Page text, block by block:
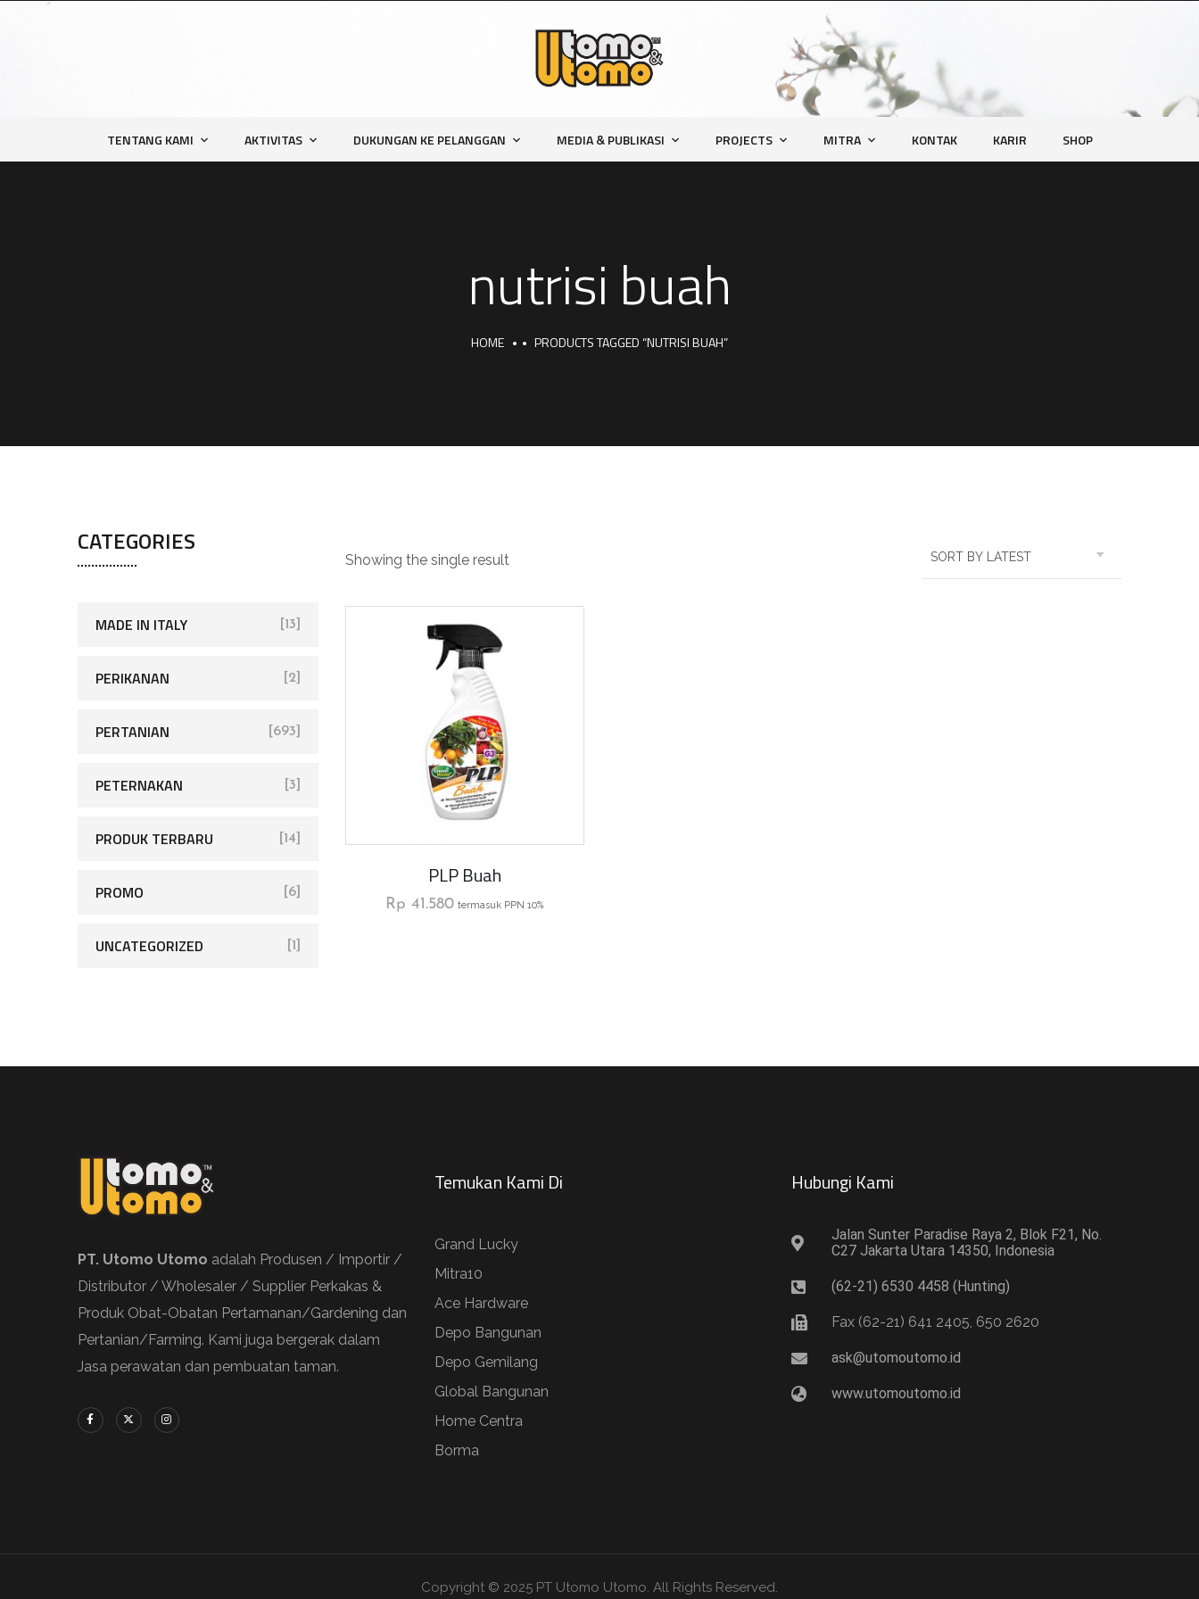
TENTANG KAMI AKTIVITAS DUKUNGAN KE PELANGGAN MEDIA & PUBLIKASI PROJECTS MITRA KONTAK KARIR SHOP
nutrisi buah
HOME PRODUCTS TAGGED “NUTRISI BUAH”
Showing the single result
PLP Buah
Rp 41.580 termasuk PPN 10%
CATEGORIES
MADE IN ITALY [13]
PERIKANAN [2]
PERTANIAN [693]
PETERNAKAN [3]
PRODUK TERBARU [14]
PROMO [6]
UNCATEGORIZED [1]
PT. Utomo Utomo adalah Produsen / Importir /
Distributor / Wholesaler / Supplier Perkakas &
Produk Obat-Obatan Pertamanan/Gardening dan
Pertanian/Farming. Kami juga bergerak dalam
Jasa perawatan dan pembuatan taman.
Temukan Kami Di
Grand Lucky
Mitra10
Ace Hardware
Depo Bangunan
Depo Gemilang
Global Bangunan
Home Centra
Borma
Hubungi Kami​
Jalan Sunter Paradise Raya 2, Blok F21, No.
C27 Jakarta Utara 14350, Indonesia
(62-21) 6530 4458 (Hunting)
Fax (62-21) 641 2405, 650 2620
ask@utomoutomo.id
www.utomoutomo.id
Copyright © 2025 PT Utomo Utomo. All Rights Reserved.